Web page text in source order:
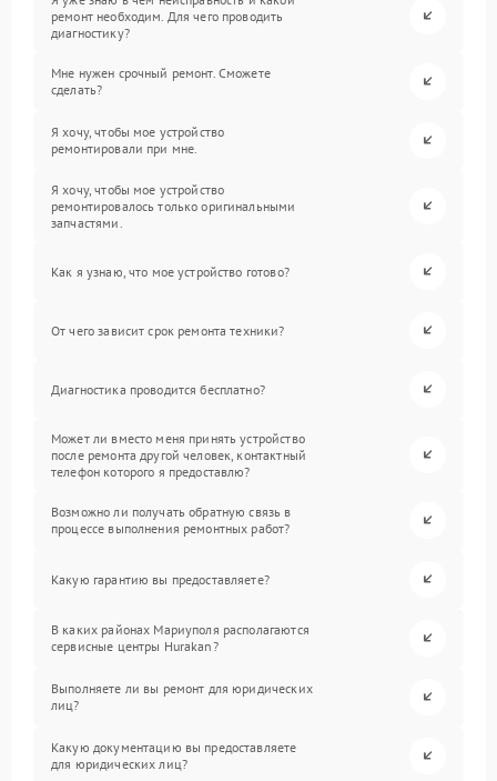
ремонт необходим. Для чего проводить
диагностику?
Мне нужен срочный ремонт. Сможете
сделать?
Я хочу, чтобы мое устройство
ремонтировали при мне.
Я хочу, чтобы мое устройство
ремонтировалось только оригинальными
запчастями.
Как я узнаю, что мое устройство готово?
От чего зависит срок ремонта техники?
Диагностика проводится бесплатно?
Может ли вместо меня принять устройство
после ремонта другой человек, контактный
телефон которого я предоставлю?
Возможно ли получать обратную связь в
процессе выполнения ремонтных работ?
Какую гарантию вы предоставляете?
В каких районах Мариуполя располагаются
сервисные центры Hurakan?
Выполняете ли вы ремонт для юридических
лиц?
Какую документацию вы предоставляете
для юридических лиц?